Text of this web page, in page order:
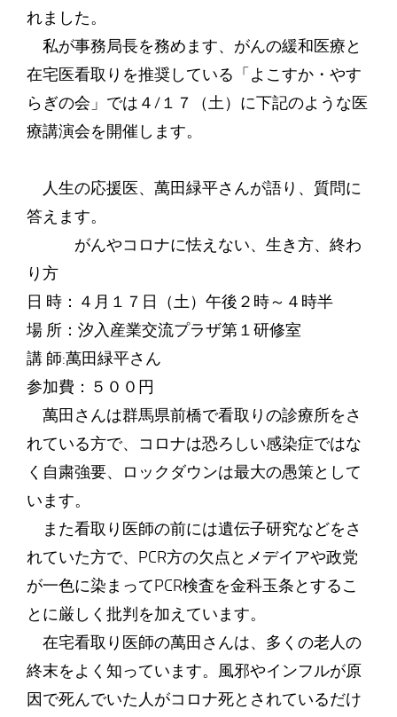
れました。
私が事務局長を務めます、がんの緩和医療と
在宅医看取りを推奨している「よこすか・やす
らぎの会」では４/１７（土）に下記のような医
療講演会を開催します。
人生の応援医、萬田緑平さんが語り、質問に
答えます。
がんやコロナに怯えない、生き方、終わ
り方
日 時：４月１７日（土）午後２時～４時半
場 所：汐入産業交流プラザ第１研修室
講 師:萬田緑平さん
参加費：５００円
萬田さんは群馬県前橋で看取りの診療所をさ
れている方で、コロナは恐ろしい感染症ではな
く自粛強要、ロックダウンは最大の愚策として
います。
また看取り医師の前には遺伝子研究などをさ
れていた方で、PCR方の欠点とメデイアや政党
が一色に染まってPCR検査を金科玉条とするこ
とに厳しく批判を加えています。
在宅看取り医師の萬田さんは、多くの老人の
終末をよく知っています。風邪やインフルが原
因で死んでいた人がコロナ死とされているだけ